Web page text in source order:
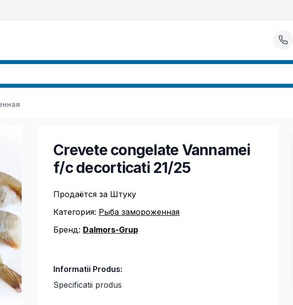
Crevete congelate Vannamei
f/c decorticati 21/25
Продаётся за Штуку
Категория: Рыба замороженная
Бренд: Dalmors-Grup
Informatii Produs:
Specificatii produs